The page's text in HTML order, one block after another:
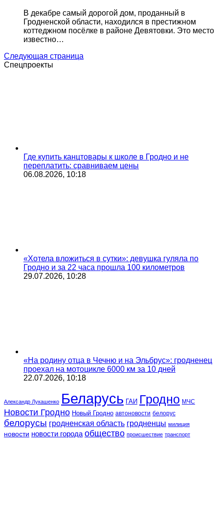
В декабре самый дорогой дом, проданный в
Гродненской области, находился в престижном
коттеджном посёлке в районе Девятовки. Это место
известно…
Следующая страница
Спецпроекты
Где купить канцтовары к школе в Гродно и не
переплатить: сравниваем цены
06.08.2026, 10:18
«Хотела вложиться в сутки»: девушка гуляла по
Гродно и за 22 часа прошла 100 километров
29.07.2026, 10:28
«На родину отца в Чечню и на Эльбрус»: гродненец
проехал на мотоцикле 6000 км за 10 дней
22.07.2026, 10:18
Александр Лукашенко Беларусь ГАИ Гродно МЧС
Новости Гродно Новый Гродно автоновости белорус
белорусы гродненская область гродненцы милиция
новости новости города общество происшествие транспорт